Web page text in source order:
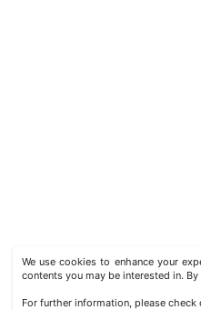
We use cookies to enhance your
contents you may be interested in.
For further information, please check